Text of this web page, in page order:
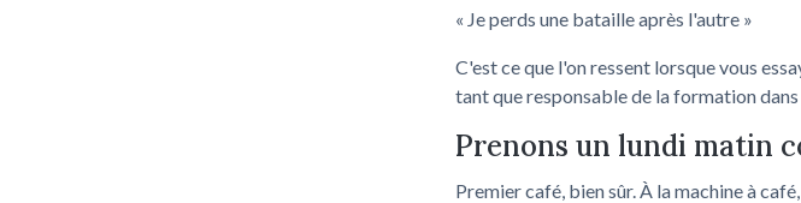
« Je perds une bataille après l'autre »
C'est ce que l'on ressent lorsque vous
tant que responsable de la formation
Prenons un lundi matin
Premier café, bien sûr. À la machine à